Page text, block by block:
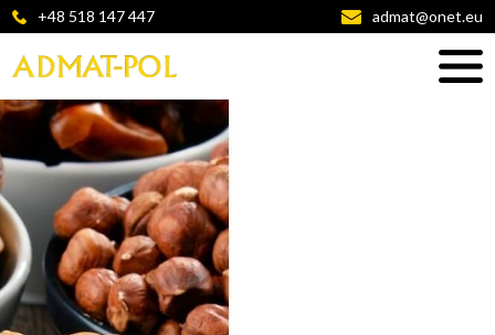
+48 518 147 447 admat@onet.eu